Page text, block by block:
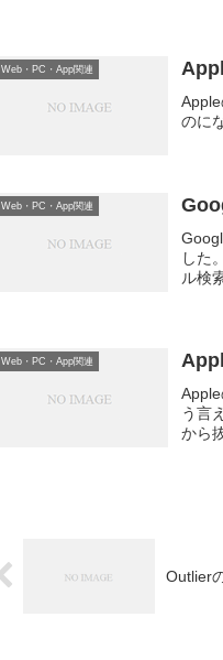
Web・PC・App関連
のに
Web・PC・App関連
した
ル検
Web・PC・App関連
う言
から
Outlier